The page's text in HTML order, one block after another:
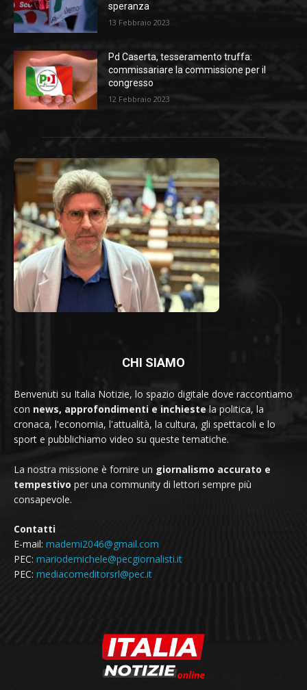
speranza
13 Febbraio 2023
Pd Caserta, tesseramento truffa:
commissariare la commissione per il
congresso
12 Febbraio 2023
CHI SIAMO
Benvenuti su Italia Notizie, lo spazio digitale dove raccontiamo
con news, approfondimenti e inchieste la politica, la
cronaca, l'economia, l'attualità, la cultura, gli spettacoli e lo
sport e pubblichiamo video su queste tematiche.
La nostra missione è fornire un giornalismo accurato e
tempestivo per una community di lettori sempre più
consapevole.
Contatti
E-mail: mademi2046@gmail.com
PEC: mariodemichele@pecgiornalisti.it
PEC: mediacomeditorsrl@pec.it